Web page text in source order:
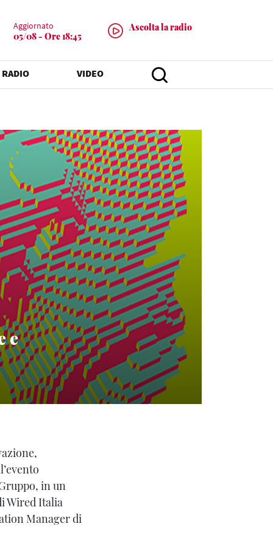
Aggiornato
05/08 - Ore 18:45
Ascolta la radio
VIDEO
e
in un
Wired Italia
Manager di